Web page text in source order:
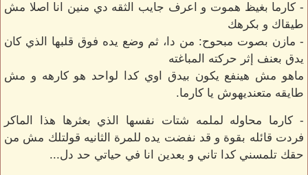
- كارما بغيظ هموت و اعرف جايب الثقه دي منين انا اصلا مش
طيقاك و بكرهك
- مازن بصوت مبحوح: من دا، ثم وضع يده فوق قلبها الذي كان
يدق بعنف إثر حركته المباغته
ماهو مش هينفع يكون بيدق اوي كدا لواحد هو كارهه و مش
طايقه متعنديهوش يا كارما.
- كارما محاوله لملمه شتات نفسها الذي بعثرها هذا الماكر
فردت قائله بقوة و قد نفضت يده للمرة الثانيه قولتلك مش من
حقك تلمسني كدا تاني و بعدين انا في حياتي حد دل...